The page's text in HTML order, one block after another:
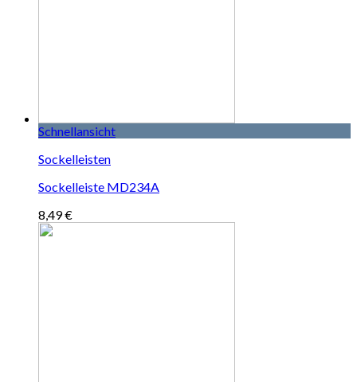
Schnellansicht
Sockelleisten
Sockelleiste MD234A
8,49€